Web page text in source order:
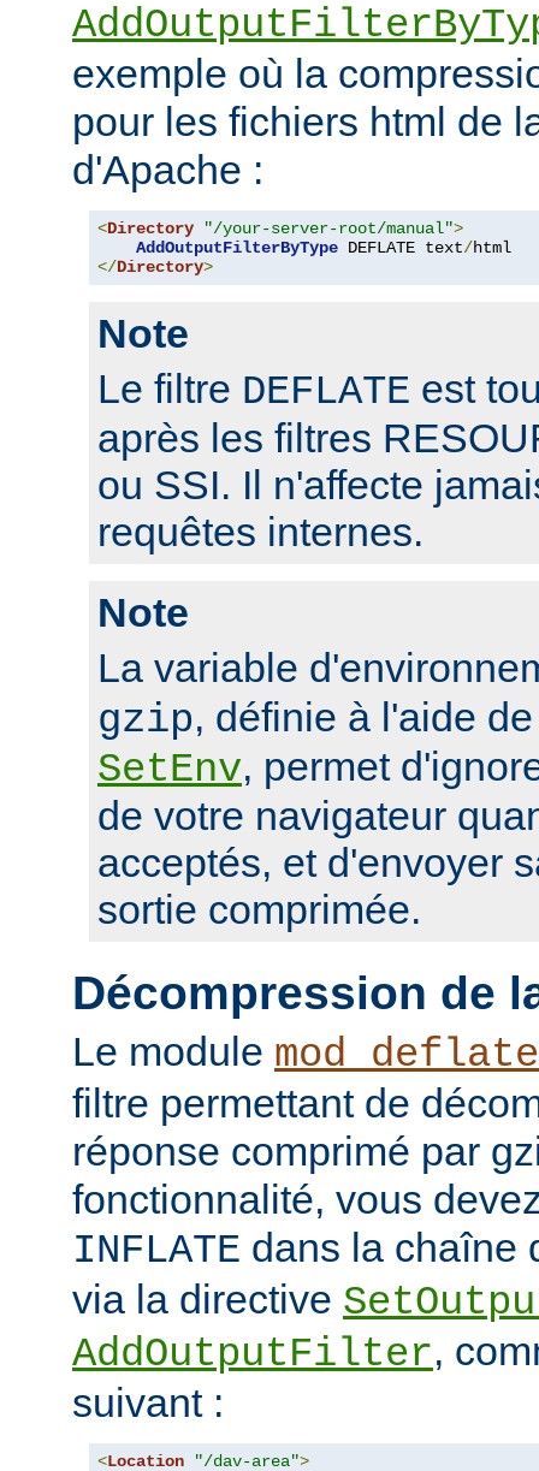
exemple où la
pour les fichiers html de
d'Apache :
<Directory "/your-server-root/manual">
AddOutputFilterByType DEFLATE text/
</Directory>
Note
Le filtre DEFLATE est
après les filtres
ou SSI. Il n'affecte
requêtes internes.
Note
La variable
gzip, définie à l'aide
SetEnv, permet
de votre navigateur
acceptés, et d'envoyer
sortie comprimée.
Décompression de
Le module mod_deflate
filtre permettant de
réponse comprimé par
fonctionnalité, vous
INFLATE dans la chaîne
via la directive
AddOutputFilter,
suivant :
<Location "/dav-area">